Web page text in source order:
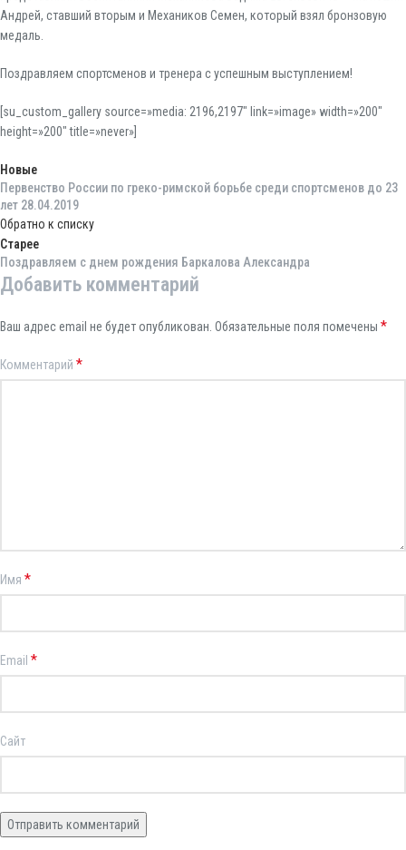
Андрей, ставший вторым и Механиков Семен, который взял бронзовую
медаль.
Поздравляем спортсменов и тренера с успешным выступлением!
[su_custom_gallery source=»media: 2196,2197″ link=»image» width=»200″
height=»200″ title=»never»]
Новые
Первенство России по греко-римской борьбе среди спортсменов до 23
лет 28.04.2019
Обратно к списку
Старее
Поздравляем с днем рождения Баркалова Александра
Добавить комментарий
Ваш адрес email не будет опубликован. Обязательные поля помечены *
Комментарий *
Имя *
Email *
Сайт